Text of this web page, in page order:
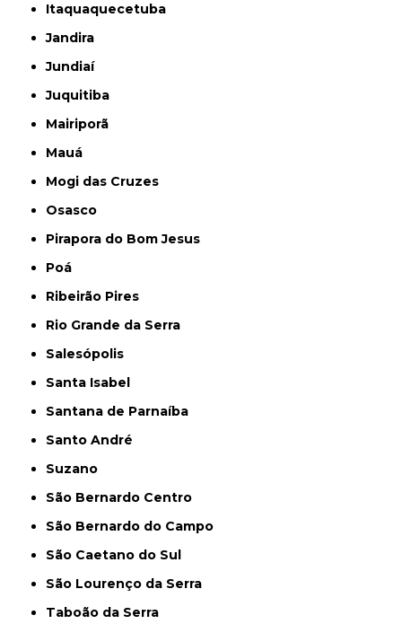
Itaquaquecetuba
Jandira
Jundiaí
Juquitiba
Mairiporã
Mauá
Mogi das Cruzes
Osasco
Pirapora do Bom Jesus
Poá
Ribeirão Pires
Rio Grande da Serra
Salesópolis
Santa Isabel
Santana de Parnaíba
Santo André
Suzano
São Bernardo Centro
São Bernardo do Campo
São Caetano do Sul
São Lourenço da Serra
Taboão da Serra